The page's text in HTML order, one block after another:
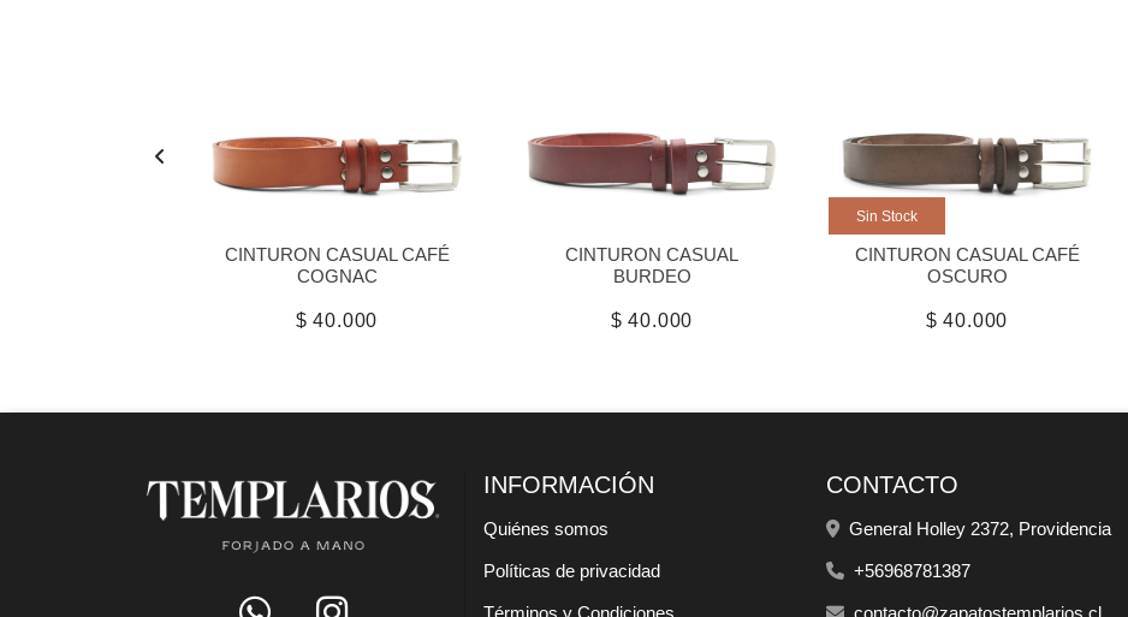
CINTURON CASUAL CAFÉ
COGNAC
$ 40.000
CINTURON CASUAL
BURDEO
$ 40.000
Sin Stock
CINTURON CASUAL CAFÉ
OSCURO
$ 40.000
INFORMACIÓN
Quiénes somos
Políticas de privacidad
Términos y Condiciones
CONTACTO
General Holley 2372, Providencia
+56968781387
contacto@zapatostemplarios.cl